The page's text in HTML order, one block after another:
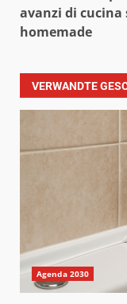
avanzi di
homemade
VERWANDTE
Agenda 2030